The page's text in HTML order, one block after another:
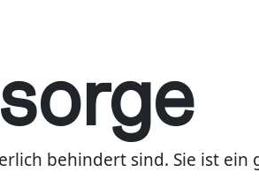
behindert sind. Sie ist